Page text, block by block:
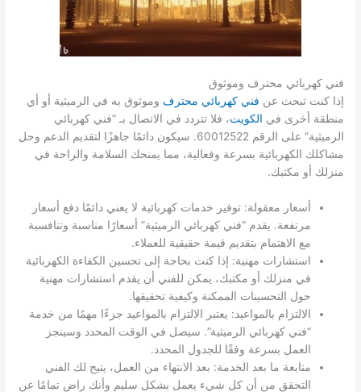
فني كهربائي محترف وموثوق
إذا كنت تبحث عن فني كهربائي محترف وموثوق به في الرميثية أو أي
منطقة أخرى في الكويت، فلا تتردد في الاتصال بـ “فني كهربائي
الرميثية” على الرقم 60012522. سيكون دائمًا جاهزًا لتقديم الدعم وحل
مشاكلك الكهربائية بسرعة وفعالية، مما يمنحك السلامة والراحة في
منزلك أو مكتبك.
أسعار معقولة: توفير خدمات كهربائية لا يعني دائمًا دفع أسعار
مرتفعة. يقدم “فني كهربائي الرميثية” أسعارًا مناسبة وتنافسية
مع الاهتمام بتقديم قيمة حقيقية للعملاء.
استشارات مهنية: إذا كنت بحاجة إلى تحسين الكفاءة الكهربائية
في منزلك أو مكتبك، يمكن للفني أن يقدم استشارات مهنية
حول التحسينات الممكنة وكيفية تحقيقها.
الالتزام بالمواعيد: يعتبر الالتزام بالمواعيد جزءًا مهمًا من خدمة
“فني كهربائي الرميثية”. سيصل في الوقت المحدد وسينجز
العمل بسرعة وفقًا للجدول المحدد.
متابعة ما بعد الخدمة: بعد الانتهاء من العمل، يتيح لك الفني
التحقق من أن كل شيء يعمل بشكل سليم وأنك راضٍ تمامًا عن